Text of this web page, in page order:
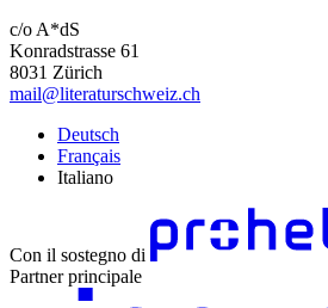
c/o A*dS
Konradstrasse 61
8031 Zürich
mail@literaturschweiz.ch
Deutsch
Français
Italiano
Con il sostegno di
Partner principale